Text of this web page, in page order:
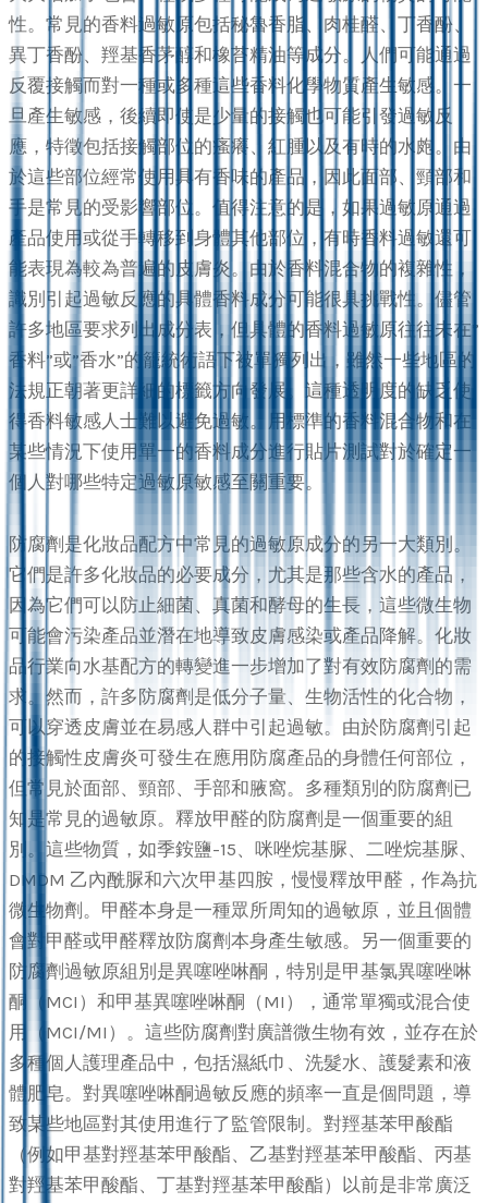
性。常見的香料過敏原包括秘魯香脂、肉桂醛、丁香酚、
異丁香酚、羥基香茅醇和橡苔精油等成分。人們可能通過
反覆接觸而對一種或多種這些香料化學物質產生敏感。一
旦產生敏感，後續即使是少量的接觸也可能引發過敏反
應，特徵包括接觸部位的瘙癢、紅腫以及有時的水皰。由
於這些部位經常使用具有香味的產品，因此面部、頸部和
手是常見的受影響部位。值得注意的是，如果過敏原通過
產品使用或從手轉移到身體其他部位，有時香料過敏還可
能表現為較為普遍的皮膚炎。由於香料混合物的複雜性，
識別引起過敏反應的具體香料成分可能很具挑戰性。儘管
許多地區要求列出成分表，但具體的香料過敏原往往未在”
香料”或”香水”的籠統術語下被單獨列出，雖然一些地區的
法規正朝著更詳細的標籤方向發展。這種透明度的缺乏使
得香料敏感人士難以避免過敏。用標準的香料混合物和在
某些情況下使用單一的香料成分進行貼片測試對於確定一
個人對哪些特定過敏原敏感至關重要。
防腐劑是化妝品配方中常見的過敏原成分的另一大類別。
它們是許多化妝品的必要成分，尤其是那些含水的產品，
因為它們可以防止細菌、真菌和酵母的生長，這些微生物
可能會污染產品並潛在地導致皮膚感染或產品降解。化妝
品行業向水基配方的轉變進一步增加了對有效防腐劑的需
求。然而，許多防腐劑是低分子量、生物活性的化合物，
可以穿透皮膚並在易感人群中引起過敏。由於防腐劑引起
的接觸性皮膚炎可發生在應用防腐產品的身體任何部位，
但常見於面部、頸部、手部和腋窩。多種類別的防腐劑已
知是常見的過敏原。釋放甲醛的防腐劑是一個重要的組
別。這些物質，如季銨鹽-15、咪唑烷基脲、二唑烷基脲、
DMDM 乙內酰脲和六次甲基四胺，慢慢釋放甲醛，作為抗
微生物劑。甲醛本身是一種眾所周知的過敏原，並且個體
會對甲醛或甲醛釋放防腐劑本身產生敏感。另一個重要的
防腐劑過敏原組別是異噻唑啉酮，特別是甲基氯異噻唑啉
酮（MCI）和甲基異噻唑啉酮（MI），通常單獨或混合使
用（MCI/MI）。這些防腐劑對廣譜微生物有效，並存在於
多種個人護理產品中，包括濕紙巾、洗髮水、護髮素和液
體肥皂。對異噻唑啉酮過敏反應的頻率一直是個問題，導
致某些地區對其使用進行了監管限制。對羥基苯甲酸酯
（例如甲基對羥基苯甲酸酯、乙基對羥基苯甲酸酯、丙基
對羥基苯甲酸酯、丁基對羥基苯甲酸酯）以前是非常廣泛